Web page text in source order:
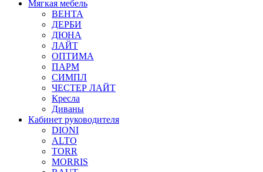
Мягкая мебель
ВЕНТА
ДЕРБИ
ДЮНА
ЛАЙТ
ОПТИМА
ПАРМ
СИМПЛ
ЧЕСТЕР ЛАЙТ
Кресла
Диваны
Кабинет руководителя
DIONI
ALTO
TORR
MORRIS